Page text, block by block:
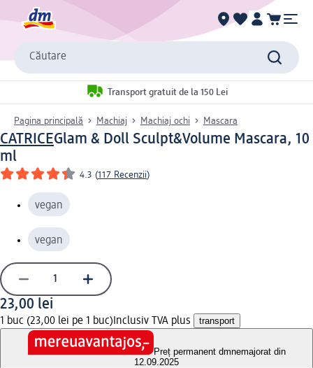
Căutare
Transport gratuit de la 150 Lei
Pagina principală Machiaj Machiaj ochi Mascara
CATRICEGlam & Doll Sculpt&Volume Mascara, 10
ml
4.3 (117 Recenzii)
vegan
vegan
23,00 lei
1 buc (23,00 lei pe 1 buc) Inclusiv TVA plus transport
Preț permanent dmnemajorat din
12.09.2025